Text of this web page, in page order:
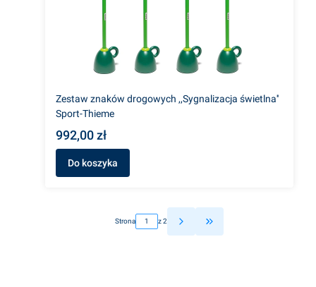
Zestaw znaków drogowych ,,Sygnalizacja świetlna''
Sport-Thieme
992,00 zł
Do koszyka
Strona z 2
Przejdź do ostatniej